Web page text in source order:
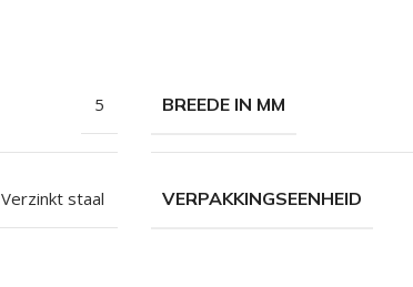
Vleugelteks schroeven
5 BREEDE IN MM
Verzinkt staal VERPAKKINGSEENHEID